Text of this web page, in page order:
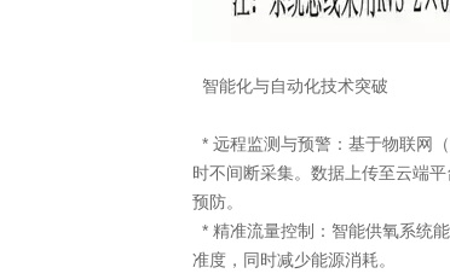
智能化与自动化技术突破
* 远程监测与预警：基于物联网
时不间断采集。数据上传至云端
预防。
* 精准流量控制：智能供氧系统
准度，同时减少能源消耗。